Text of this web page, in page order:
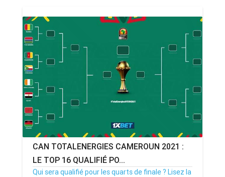
CAN TOTALENERGIES CAMEROUN 2021 :
LE TOP 16 QUALIFIÉ PO...
Qui sera qualifié pour les quarts de finale ? Lisez la